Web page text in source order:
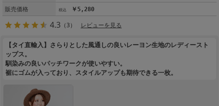
販売価格
￥5,280
4.3 （3） レビューを見る
【タイ直輸入】さらりとした風通しの良いレーヨン生地のレディースト
ップス。
馴染みの良いパッチワークが使いやすい。
裾にゴムが入っており、スタイルアップも期待できる一枚。